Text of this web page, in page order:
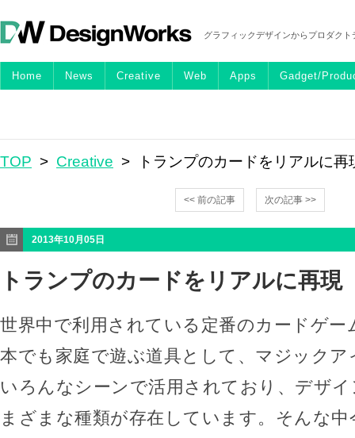
グラフィックデザインからプロダク
Home News Creative Web Apps Gadget/
TOP > Creative > トランプのカードをリアルに再
<< 前の記事 次の記事 >>
2013年10月05日
トランプのカードをリアルに再現
世界中で利用されている定番のカードゲー
本でも家庭で遊ぶ道具として、マジック
いろんなシーンで活用されており、デザ
まざまな種類が存在しています。そんな